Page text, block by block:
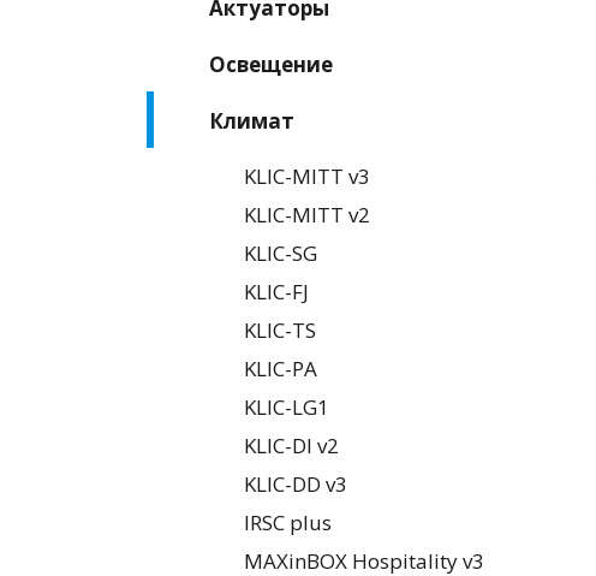
Актуаторы
Освещение
Климат
KLIC-MITT v3
KLIC-MITT v2
KLIC-SG
KLIC-FJ
KLIC-TS
KLIC-PA
KLIC-LG1
KLIC-DI v2
KLIC-DD v3
IRSC plus
MAXinBOX Hospitality v3